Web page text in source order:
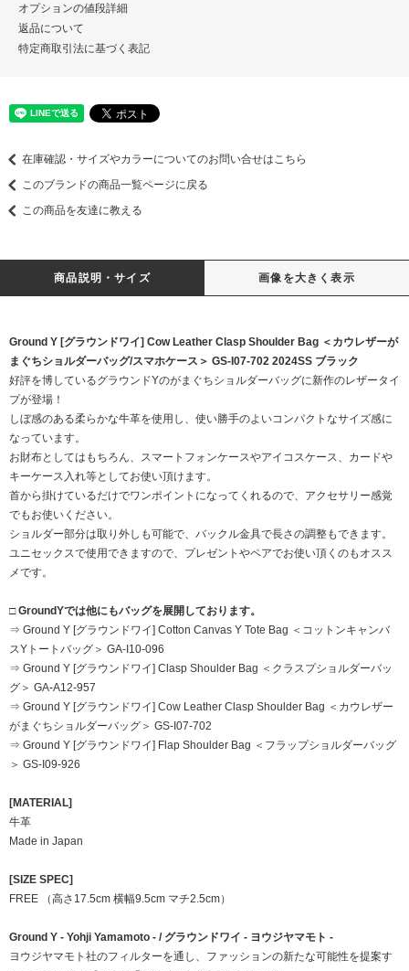
オプションの値段詳細
返品について
特定商取引法に基づく表記
在庫確認・サイズやカラーについてのお問い合せはこちら
このブランドの商品一覧ページに戻る
この商品を友達に教える
商品説明・サイズ 画像を大きく表示
Ground Y [グラウンドワイ] Cow Leather Clasp Shoulder Bag ＜カウレザーが
まぐちショルダーバッグ/スマホケース＞ GS-I07-702 2024SS ブラック
好評を博しているグラウンドYのがまぐちショルダーバッグに新作のレザータイ
プが登場！
しぼ感のある柔らかな牛革を使用し、使い勝手のよいコンパクトなサイズ感に
なっています。
お財布としてはもちろん、スマートフォンケースやアイコスケース、カードや
キーケース入れ等としてお使い頂けます。
首から掛けているだけでワンポイントになってくれるので、アクセサリー感覚
でもお使いください。
ショルダー部分は取り外しも可能で、バックル金具で長さの調整もできます。
ユニセックスで使用できますので、プレゼントやペアでお使い頂くのもオスス
メです。
□ GroundYでは他にもバッグを展開しております。
⇒ Ground Y [グラウンドワイ] Cotton Canvas Y Tote Bag ＜コットンキャンバ
スYトートバッグ＞ GA-I10-096
⇒ Ground Y [グラウンドワイ] Clasp Shoulder Bag ＜クラスプショルダーバッ
グ＞ GA-A12-957
⇒ Ground Y [グラウンドワイ] Cow Leather Clasp Shoulder Bag ＜カウレザー
がまぐちショルダーバッグ＞ GS-I07-702
⇒ Ground Y [グラウンドワイ] Flap Shoulder Bag ＜フラップショルダーバッグ
＞ GS-I09-926
[MATERIAL]
牛革
Made in Japan
[SIZE SPEC]
FREE （高さ17.5cm 横幅9.5cm マチ2.5cm）
Ground Y - Yohji Yamamoto - / グラウンドワイ - ヨウジヤマモト -
ヨウジヤマモト社のフィルターを通し、ファッションの新たな可能性を提案す